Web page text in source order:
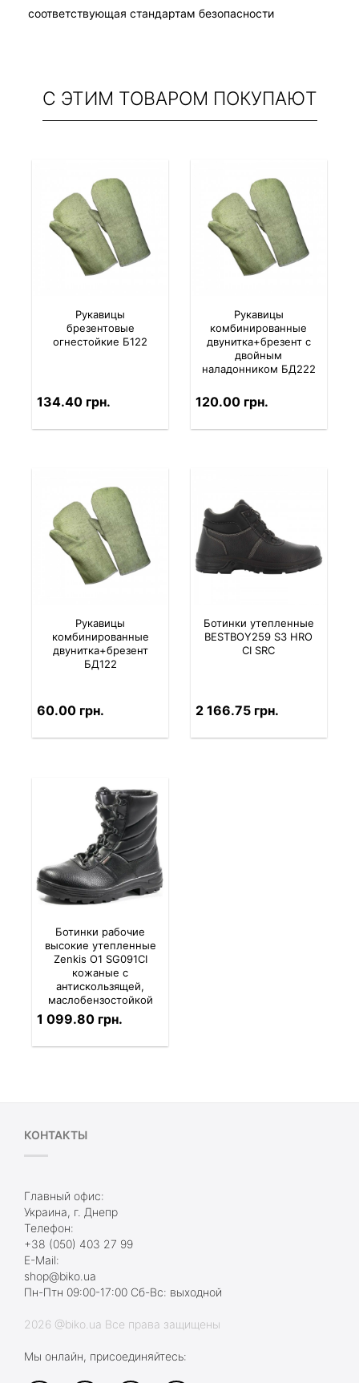
соответствующая стандартам безопасности
С ЭТИМ ТОВАРОМ ПОКУПАЮТ
Рукавицы
брезентовые
огнестойкие Б122
134.40 грн.
Рукавицы
комбинированные
двунитка+брезент с
двойным
наладонником БД222
120.00 грн.
Рукавицы
комбинированные
двунитка+брезент
БД122
60.00 грн.
Ботинки утепленные
BESTBOY259 S3 HRO
CI SRC
2 166.75 грн.
Ботинки рабочие
высокие утепленные
Zenkis О1 SG091СІ
кожаные с
антискользящей,
маслобензостойкой
подошвой
1 099.80 грн.
КОНТАКТЫ
Главный офис:
Украина, г. Днепр
Телефон:
+38 (050) 403 27 99
E-Mail:
shop@biko.ua
Пн-Птн 09:00-17:00 Сб-Вс: выходной
2026 @biko.ua Все права защищены
Мы онлайн, присоединяйтесь: